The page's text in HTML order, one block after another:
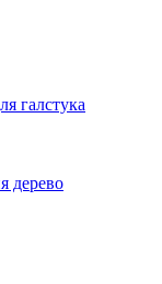
галстука
дерево